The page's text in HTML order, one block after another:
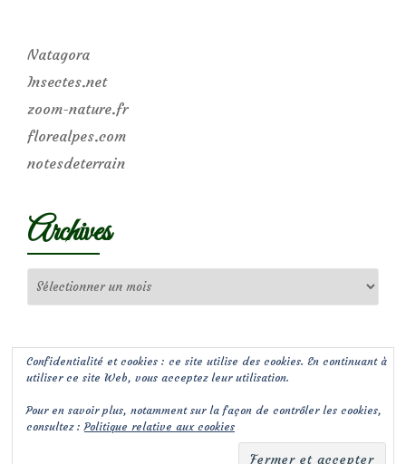
Natagora
Insectes.net
zoom-nature.fr
florealpes.com
notesdeterrain
Archives
Confidentialité et cookies : ce site utilise des cookies. En continuant à
utiliser ce site Web, vous acceptez leur utilisation.
Pour en savoir plus, notamment sur la façon de contrôler les cookies,
consultez :Politique relative aux cookies